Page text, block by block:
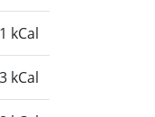
kCal
kCal